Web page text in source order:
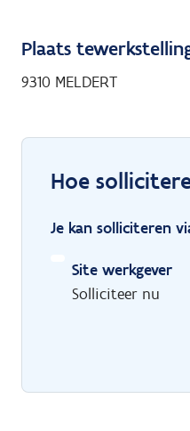
Plaats
9310 MELDERT
Hoe
Je kan solliciteren
Site werkgever
Solliciteer nu